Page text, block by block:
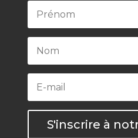
S'inscrire à